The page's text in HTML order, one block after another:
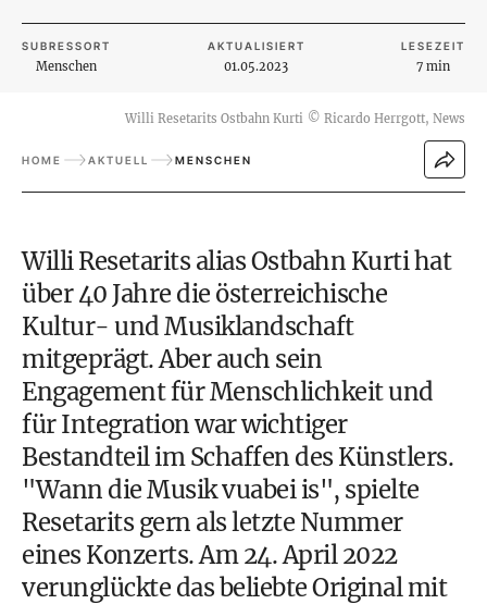
SUBRESSORT
Menschen
AKTUALISIERT
01.05.2023
LESEZEIT
7 min
Willi Resetarits Ostbahn Kurti © Ricardo Herrgott, News
HOME AKTUELL MENSCHEN
Willi Resetarits alias Ostbahn Kurti hat
über 40 Jahre die österreichische
Kultur- und Musiklandschaft
mitgeprägt. Aber auch sein
Engagement für Menschlichkeit und
für Integration war wichtiger
Bestandteil im Schaffen des Künstlers.
"Wann die Musik vuabei is", spielte
Resetarits gern als letzte Nummer
eines Konzerts. Am 24. April 2022
verunglückte das beliebte Original mit